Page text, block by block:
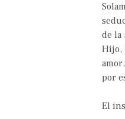
de la
Hijo,
por
El